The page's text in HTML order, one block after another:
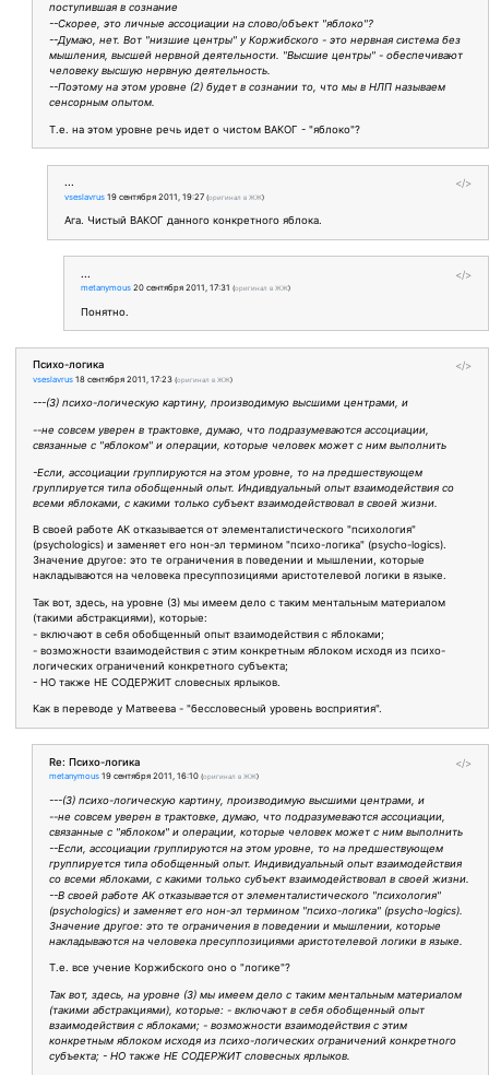
поступившая в сознание
--Скорее, это личные ассоциации на слово/объект "яблоко"?
--Думаю, нет. Вот "низшие центры" у Коржибского - это нервная система без
мышления, высшей нервной деятельности. "Высшие центры" - обеспечивают
человеку высшую нервную деятельность.
--Поэтому на этом уровне (2) будет в сознании то, что мы в НЛП называем
сенсорным опытом.
Т.е. на этом уровне речь идет о чистом ВАКОГ - "яблоко"?
</>
...
vseslavrus 19 сентября 2011, 19:27 (оригинал в ЖЖ)
Ага. Чистый ВАКОГ данного конкретного яблока.
</>
...
metanymous 20 сентября 2011, 17:31 (оригинал в ЖЖ)
Понятно.
</>
Психо-логика
vseslavrus 18 сентября 2011, 17:23 (оригинал в ЖЖ)
---(3) психо-логическую картину, производимую высшими центрами, и
--не совсем уверен в трактовке, думаю, что подразумеваются ассоциации,
связанные с "яблоком" и операции, которые человек может с ним выполнить
-Если, ассоциации группируются на этом уровне, то на предшествующем
группируется типа обобщенный опыт. Индивдуальный опыт взаимодействия со
всеми яблоками, с какими только субъект взаимодействовал в своей жизни.
В своей работе АК отказывается от элементалистического "психология"
(psychologics) и заменяет его нон-эл термином "психо-логика" (psycho-logics).
Значение другое: это те ограничения в поведении и мышлении, которые
накладываются на человека пресуппозициями аристотелевой логики в языке.
Так вот, здесь, на уровне (3) мы имеем дело с таким ментальным материалом
(такими абстракциями), которые:
- включают в себя обобщенный опыт взаимодействия с яблоками;
- возможности взаимодействия с этим конкретным яблоком исходя из психо-
логических ограничений конкретного субъекта;
- НО также НЕ СОДЕРЖИТ словесных ярлыков.
Как в переводе у Матвеева - "бессловесный уровень восприятия".
</>
Re: Психо-логика
metanymous 19 сентября 2011, 16:10 (оригинал в ЖЖ)
---(3) психо-логическую картину, производимую высшими центрами, и
--не совсем уверен в трактовке, думаю, что подразумеваются ассоциации,
связанные с "яблоком" и операции, которые человек может с ним выполнить
--Если, ассоциации группируются на этом уровне, то на предшествующем
группируется типа обобщенный опыт. Индивидуальный опыт взаимодействия
со всеми яблоками, с какими только субъект взаимодействовал в своей жизни.
--В своей работе АК отказывается от элементалистического "психология"
(psychologics) и заменяет его нон-эл термином "психо-логика" (psycho-logics).
Значение другое: это те ограничения в поведении и мышлении, которые
накладываются на человека пресуппозициями аристотелевой логики в языке.
Т.е. все учение Коржибского оно о "логике"?
Так вот, здесь, на уровне (3) мы имеем дело с таким ментальным материалом
(такими абстракциями), которые: - включают в себя обобщенный опыт
взаимодействия с яблоками; - возможности взаимодействия с этим
конкретным яблоком исходя из психо-логических ограничений конкретного
субъекта; - НО также НЕ СОДЕРЖИТ словесных ярлыков.